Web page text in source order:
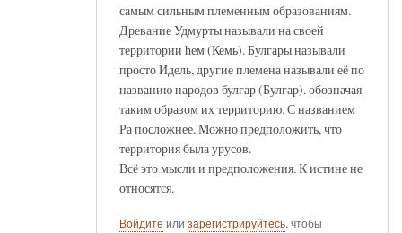
самым сильным племенным образованиям.
Древание Удмурты называли на своей
территории һем (Кемь). Булгары называли
просто Идель, другие племена называли её по
названию народов булгар (Булгар). обозначая
таким образом их территорию. С названием
Ра посложнее. Можно предположить, что
территория была урусов.
Всё это мысли и предположения. К истине не
относятся.
Войдите или зарегистрируйтесь, чтобы